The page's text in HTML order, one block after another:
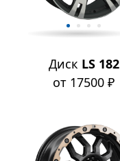
Диск LS 182
от 17500 ₽